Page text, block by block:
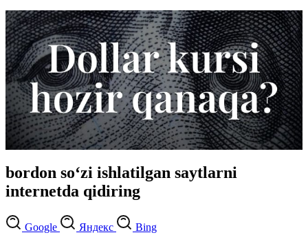
bordon so‘zi ishlatilgan saytlarni
internetda qidiring
Google Яндекс Bing